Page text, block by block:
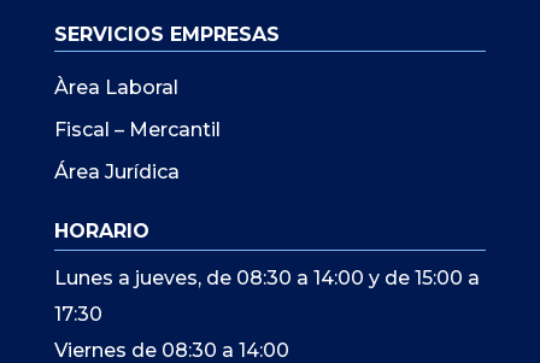
SERVICIOS EMPRESAS
Àrea Laboral
Fiscal – Mercantil
Área Jurídica
HORARIO
Lunes a jueves, de 08:30 a 14:00 y de 15:00 a
17:30
Viernes de 08:30 a 14:00